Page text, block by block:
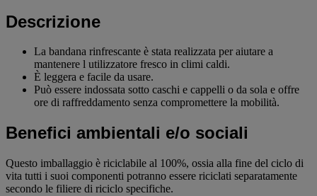
Descrizione
La bandana rinfrescante è stata realizzata per aiutare a
mantenere l utilizzatore fresco in climi caldi.
È leggera e facile da usare.
Può essere indossata sotto caschi e cappelli o da sola e offre
ore di raffreddamento senza compromettere la mobilità.
Benefici ambientali e/o sociali
Questo imballaggio è riciclabile al 100%, ossia alla fine del ciclo di
vita tutti i suoi componenti potranno essere riciclati separatamente
secondo le filiere di riciclo specifiche.